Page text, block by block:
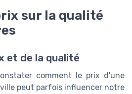
sur la qualité
et de la qualité
comment le prix d'une
peut parfois influencer notre